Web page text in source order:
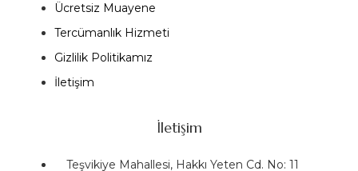
Ücretsiz Muayene
Tercümanlık Hizmeti
Gizlilik Politikamız
İletişim
İletişim
Teşvikiye Mahallesi, Hakkı Yeten Cd. No: 11